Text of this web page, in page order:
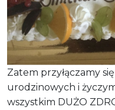
Zatem przyłączamy
urodzinowych i
wszystkim DUŻO